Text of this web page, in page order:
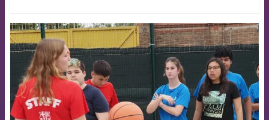
FCB Barcelona badge